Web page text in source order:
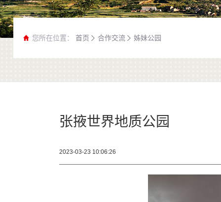
您所在位置： 首页 合作交流 姊妹公园
张掖世界地质公园
2023-03-23 10:06:26